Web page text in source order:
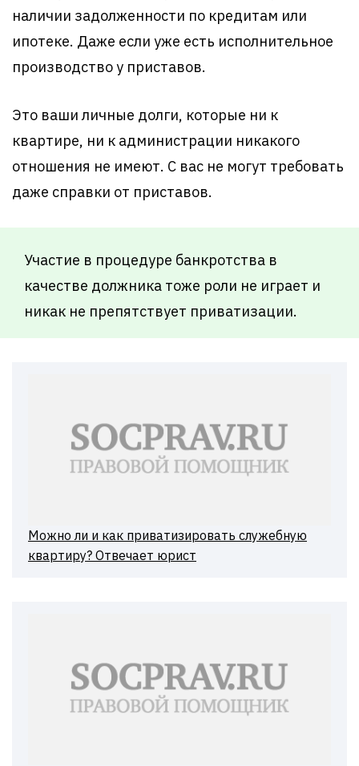
наличии задолженности по кредитам или
ипотеке. Даже если уже есть исполнительное
производство у приставов.
Это ваши личные долги, которые ни к
квартире, ни к администрации никакого
отношения не имеют. С вас не могут требовать
даже справки от приставов.
Участие в процедуре банкротства в
качестве должника тоже роли не играет и
никак не препятствует приватизации.
Можно ли и как приватизировать служебную
квартиру? Отвечает юрист